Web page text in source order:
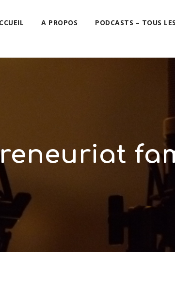
A PROPOS PODCASTS – TOUS